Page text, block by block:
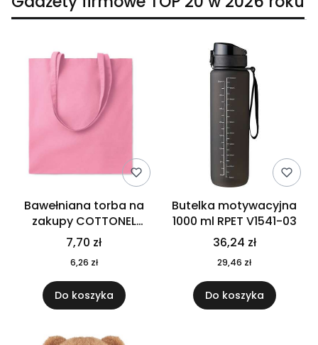
Bawełniana torba na
zakupy COTTONEL
COLOUR++ MO9846-11
7,70 zł
6,26 zł
Do koszyka
Butelka motywacyjna
1000 ml RPET V1541-03
36,24 zł
29,46 zł
Do koszyka